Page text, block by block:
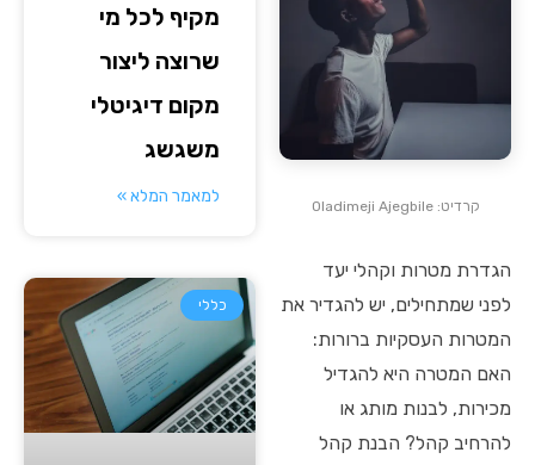
קרדיט: Oladimeji Ajegbile
הגדרת מטרות וקהלי יעד
לפני שמתחילים, יש להגדיר את
המטרות העסקיות ברורות:
האם המטרה היא להגדיל
מכירות, לבנות מותג או
להרחיב קהל? הבנת קהל
מקיף לכל מי
שרוצה ליצור
מקום דיגיטלי
משגשג
למאמר המלא »
כללי